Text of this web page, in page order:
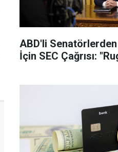
ABD'li
İçin SEC Çağrısı: